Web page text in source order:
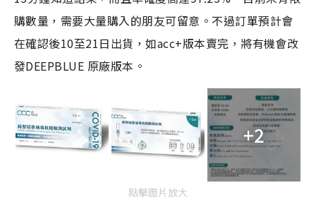
購數量，需要大量購入的朋友可留意。不過訂單預計會
在確認後10至21日出貨，如acc+版本賣完，將有機會改
發DEEPBLUE 原廠版本。
+2
點擊圖片放大